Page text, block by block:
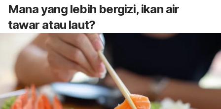
Mana yang lebih bergizi, ikan air
tawar atau laut?